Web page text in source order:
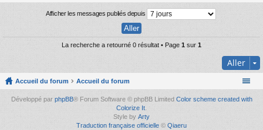
Afficher les messages publiés depuis
La recherche a retourné 0 résultat • Page 1 sur 1
Aller
Accueil du forum Accueil du forum
Développé par phpBB® Forum Software © phpBB Limited Color scheme created with
Colorize It
Style by Arty
Traduction française officielle © Qiaeru